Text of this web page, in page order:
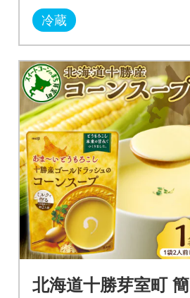
冷蔵
北海道十勝芽室町 簡